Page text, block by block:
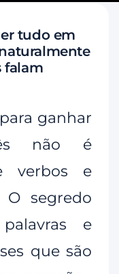
tudo em
falam
ganhar
não é
verbos e
O segredo
e
que são